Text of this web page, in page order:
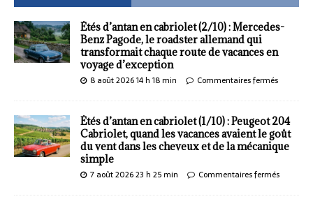
Étés d’antan en cabriolet (2/10) : Mercedes-
Benz Pagode, le roadster allemand qui
transformait chaque route de vacances en
voyage d’exception
8 août 2026 14 h 18 min Commentaires fermés
Étés d’antan en cabriolet (1/10) : Peugeot 204
Cabriolet, quand les vacances avaient le goût
du vent dans les cheveux et de la mécanique
simple
7 août 2026 23 h 25 min Commentaires fermés